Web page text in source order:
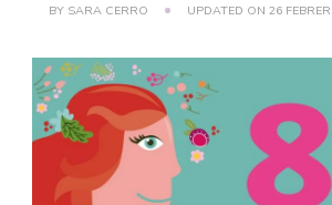
BY SARA CERRO UPDATED ON 26